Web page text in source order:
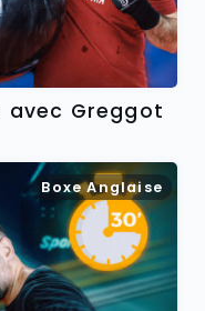
avec Greggot
Boxe Anglaise